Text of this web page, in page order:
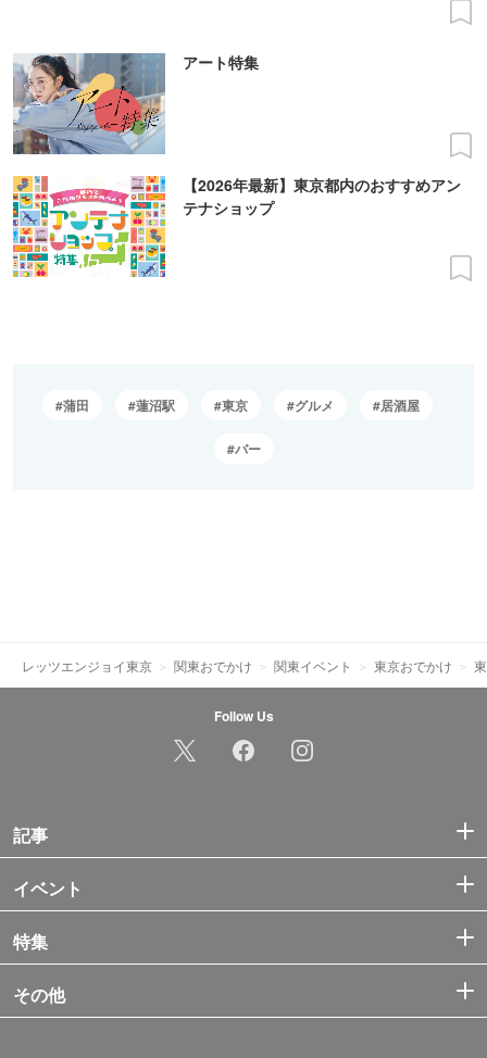
アート特集
【2026年最新】東京都内のおすすめアン
テナショップ
蒲田 蓮沼駅 東京 グルメ 居酒屋
バー
レッツエンジョイ東京 関東おでかけ 関東イベント 東京おでかけ
Follow Us
記事
イベント
特集
その他